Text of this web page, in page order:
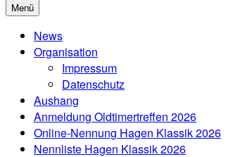
Menü
News
Organisation
Impressum
Datenschutz
Aushang
Anmeldung Oldtimertreffen 2026
Online-Nennung Hagen Klassik 2026
Nennliste Hagen Klassik 2026